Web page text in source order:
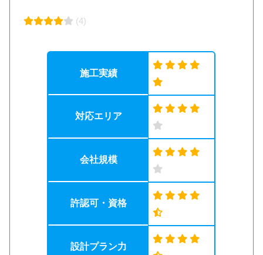
(4)
施工実績
対応エリア
会社規模
許認可・資格
設計プラン力